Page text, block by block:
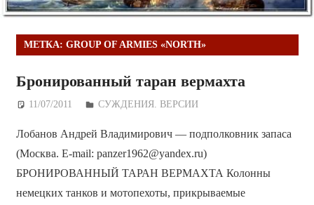
МЕТКА: GROUP OF ARMIES «NORTH»
Бронированный таран вермахта
11/07/2011 Дежурный по Редакции
СУЖДЕНИЯ. ВЕРСИИ
Лобанов Андрей Владимирович — подполковник запаса
(Москва. E-mail: panzer1962@yandex.ru)
БРОНИРОВАННЫЙ ТАРАН ВЕРМАХТА Колонны
немецких танков и мотопехоты, прикрываемые